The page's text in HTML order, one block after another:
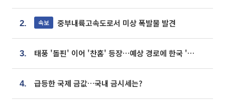
2. 속보 중부내륙고속도로서 미상 폭발물 발견
3. 태풍 '돌핀' 이어 '찬홈' 등장…예상 경로에 한국 '한숨'
4. 급등한 국제 금값…국내 금시세는?